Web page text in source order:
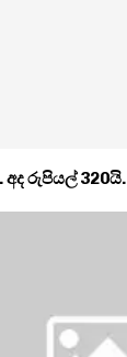
රුපියල්